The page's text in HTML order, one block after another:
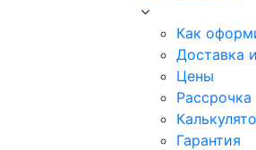
Как
Доставка
Цены
Рассрочка
Гарантия